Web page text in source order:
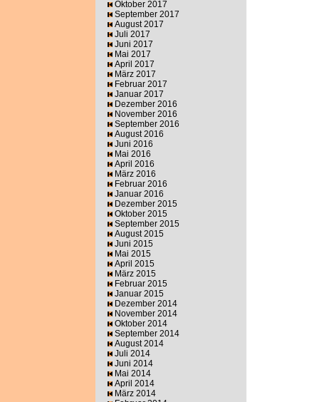
Oktober 2017
September 2017
August 2017
Juli 2017
Juni 2017
Mai 2017
April 2017
März 2017
Februar 2017
Januar 2017
Dezember 2016
November 2016
September 2016
August 2016
Juni 2016
Mai 2016
April 2016
März 2016
Februar 2016
Januar 2016
Dezember 2015
Oktober 2015
September 2015
August 2015
Juni 2015
Mai 2015
April 2015
März 2015
Februar 2015
Januar 2015
Dezember 2014
November 2014
Oktober 2014
September 2014
August 2014
Juli 2014
Juni 2014
Mai 2014
April 2014
März 2014